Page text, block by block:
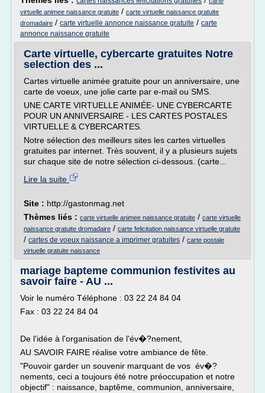
virtuelle animee naissance gratuite / carte virtuelle naissance gratuite
dromadaire / carte virtuelle annonce naissance gratuite / carte
annonce naissance gratuite
Carte virtuelle, cybercarte gratuites Notre
selection des ...
Cartes virtuelle animée gratuite pour un anniversaire, une
carte de voeux, une jolie carte par e-mail ou SMS.
UNE CARTE VIRTUELLE ANIMÉE- UNE CYBERCARTE
POUR UN ANNIVERSAIRE - LES CARTES POSTALES
VIRTUELLE & CYBERCARTES.
Notre sélection des meilleurs sites les cartes virtuelles
gratuites par internet. Très souvent, il y a plusieurs sujets
sur chaque site de notre sélection ci-dessous. (carte...
Lire la suite
Site : http://gastonmag.net
Thèmes liés : carte virtuelle animee naissance gratuite / carte virtuelle
naissance gratuite dromadaire / carte felicitation naissance virtuelle gratuite
/ cartes de voeux naissance a imprimer gratuites / carte postale
virtuelle gratuite naissance
mariage bapteme communion festivites au
savoir faire - AU ...
Voir le numéro Téléphone : 03 22 24 84 04
Fax : 03 22 24 84 04
De l'idée à l'organisation de l'év�?nement,
AU SAVOIR FAIRE réalise votre ambiance de fête.
"Pouvoir garder un souvenir marquant de vos év�?
nements, ceci a toujours été notre préoccupation et notre
objectif" : naissance, baptême, communion, anniversaire,